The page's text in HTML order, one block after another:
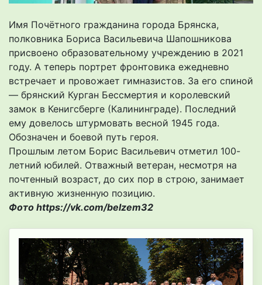
Имя Почётного гражданина города Брянска,
полковника Бориса Васильевича Шапошникова
присвоено образовательному учреждению в 2021
году. А теперь портрет фронтовика ежедневно
встречает и провожает гимназистов. За его спиной
— брянский Курган Бессмертия и королевский
замок в Кенигсберге (Калининграде). Последний
ему довелось штурмовать весной 1945 года.
Обозначен и боевой путь героя.
Прошлым летом Борис Васильевич отметил 100-
летний юбилей. Отважный ветеран, несмотря на
почтенный возраст, до сих пор в строю, занимает
активную жизненную позицию.
Фото https://vk.com/belzem32